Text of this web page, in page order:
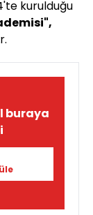
kurulduğu
buraya